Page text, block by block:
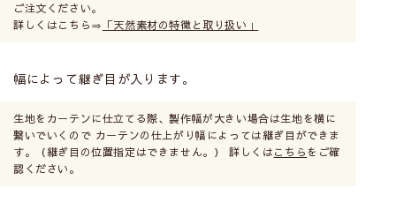
ご注文ください。
詳しくはこちら⇒ 「天然素材の特徴と取り扱い」
幅によって継ぎ目が入ります。
生地をカーテンに仕立てる際、製作幅が大きい場合は生地を横に
繋いでいくので カーテンの仕上がり幅によっては継ぎ目ができま
す。（継ぎ目の位置指定はできません。） 詳しくはこちら をご確
認ください。